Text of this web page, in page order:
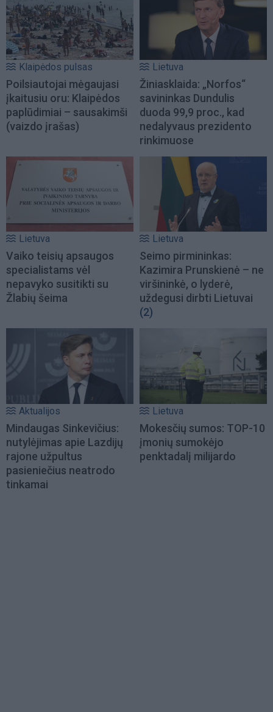
Klaipėdos pulsas
Poilsiautojai mėgaujasi
įkaitusiu oru: Klaipėdos
paplūdimiai – sausakimši
(vaizdo įrašas)
Lietuva
Žiniasklaida: „Norfos“
savininkas Dundulis
duoda 99,9 proc., kad
nedalyvaus prezidento
rinkimuose
Lietuva
Vaiko teisių apsaugos
specialistams vėl
nepavyko susitikti su
Žlabių šeima
Lietuva
Seimo pirmininkas:
Kazimira Prunskienė – ne
viršininkė, o lyderė,
uždegusi dirbti Lietuvai
(2)
Aktualijos
Mindaugas Sinkevičius:
nutylėjimas apie Lazdijų
rajone užpultus
pasieniečius neatrodo
tinkamai
Lietuva
Mokesčių sumos: TOP-10
įmonių sumokėjo
penktadalį milijardo